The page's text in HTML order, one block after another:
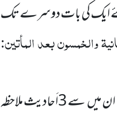
ایک کی بات دوسرے تک
والخمسون بعد المأتین:
ان میںسے3اَحادیث ملاحظہ